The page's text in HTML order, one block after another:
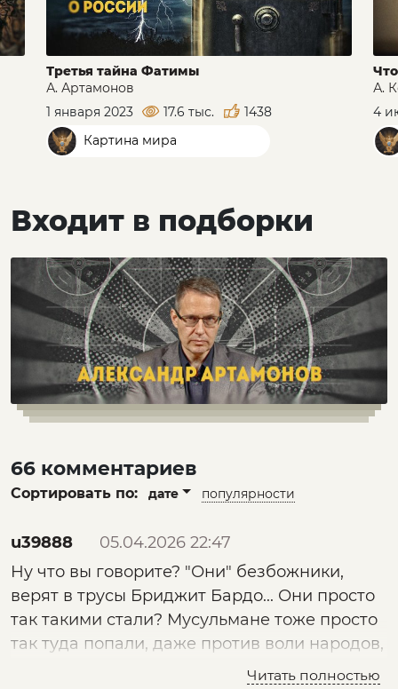
Третья тайна Фатимы
А. Артамонов
1 января 2023
17.6 тыс.
1438
Картина мира
А.
4
Входит в подборки
66 комментариев
Сортировать по: дате популярности
u39888
05.04.2026 22:47
Ну что вы говорите? "Они" безбожники,
верят в трусы Бриджит Бардо... Они просто
так такими стали? Мусульмане тоже просто
так туда попали, даже против воли народов,
да, собственно, как и у нас? Прямо из
Читать полностью